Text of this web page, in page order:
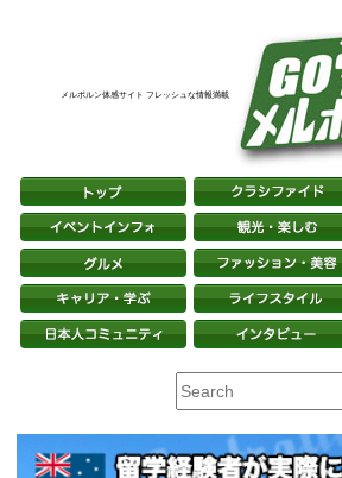
メルボルン体感サイト フレッシュな情報満載